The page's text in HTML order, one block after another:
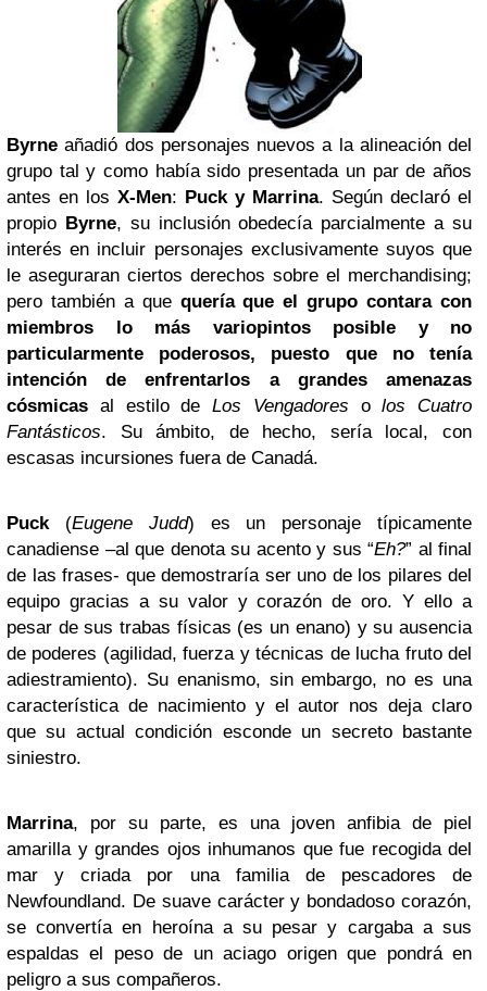
Byrne añadió dos personajes nuevos a la alineación del
grupo tal y como había sido presentada un par de años
antes en los X-Men: Puck y Marrina. Según declaró el
propio Byrne, su inclusión obedecía parcialmente a su
interés en incluir personajes exclusivamente suyos que
le aseguraran ciertos derechos sobre el merchandising;
pero también a que quería que el grupo contara con
miembros lo más variopintos posible y no
particularmente poderosos, puesto que no tenía
intención de enfrentarlos a grandes amenazas
cósmicas al estilo de Los Vengadores olos Cuatro
Fantásticos. Su ámbito, de hecho, sería local, con
escasas incursiones fuera de Canadá.
Puck (Eugene Judd) es un personaje típicamente
canadiense –al que denota su acento y sus “Eh?” al final
de las frases- que demostraría ser uno de los pilares del
equipo gracias a su valor y corazón de oro. Y ello a
pesar de sus trabas físicas (es un enano) y su ausencia
de poderes (agilidad, fuerza y técnicas de lucha fruto del
adiestramiento). Su enanismo, sin embargo, no es una
característica de nacimiento y el autor nos deja claro
que su actual condición esconde un secreto bastante
siniestro.
Marrina, por su parte, es una joven anfibia de piel
amarilla y grandes ojos inhumanos que fue recogida del
mar y criada por una familia de pescadores de
Newfoundland. De suave carácter y bondadoso corazón,
se convertía en heroína a su pesar y cargaba a sus
espaldas el peso de un aciago origen que pondrá en
peligro a sus compañeros.